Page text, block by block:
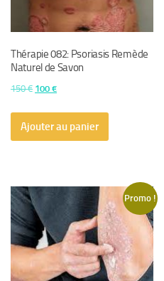
Thérapie 082: Psoriasis Remède
Naturel de Savon
150€ Le
initial
était :
100 €Le
est :
Ajouter au panier
Promo !